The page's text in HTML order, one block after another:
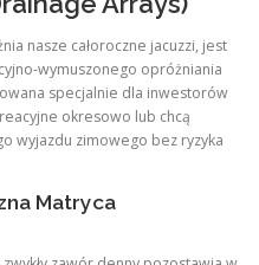
nasze całoroczne jacuzzi, jest
wymuszonego opróżniania
specjalnie dla inwestorów
okresowo lub chcą
wyjazdu zimowego bez ryzyka
Matryca